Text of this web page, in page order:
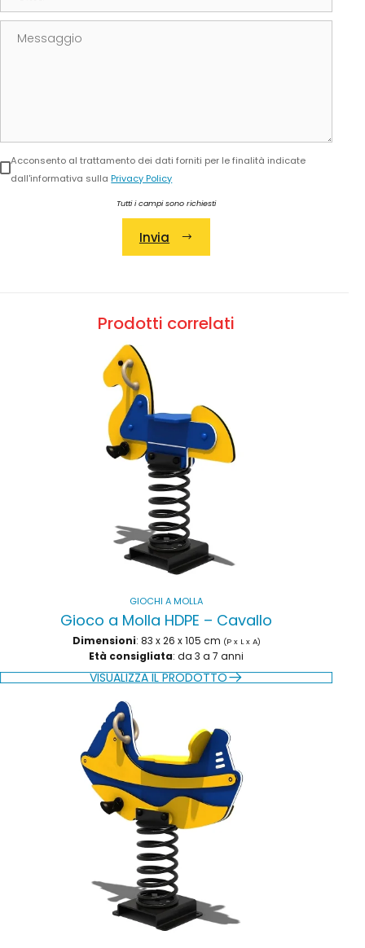
Acconsento al trattamento dei dati forniti per le finalità indicate
dall'informativa sullaPrivacy Policy
Tutti i campi sono richiesti
Invia
Prodotti correlati
GIOCHI A MOLLA
Gioco a Molla HDPE – Cavallo
Dimensioni: 83 x 26 x 105 cm (P x L x A)
Età consigliata: da 3 a 7 anni
VISUALIZZA IL PRODOTTO